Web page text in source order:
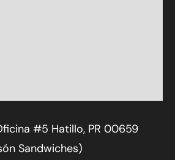
#5 Hatillo, PR 00659
Sandwiches)